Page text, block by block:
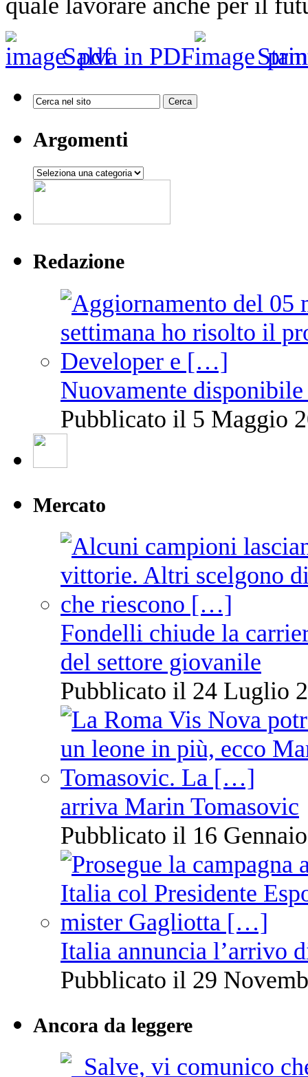
Salva in PDF
Argomenti
Argomenti
Redazione
Nuovamente
Pubblicato il 5 Maggio
Mercato
Fondelli chiude la
del settore giovanile
Pubblicato il 24 Luglio
arriva Marin Tomasovic
Pubblicato il 16
Italia annuncia l’arrivo
Pubblicato il 29
Ancora da leggere